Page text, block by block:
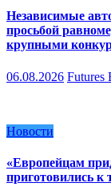
Независимые
просьбой
крупными
06.08.2026 Futures
Новости
«Европейцам
приготовились к